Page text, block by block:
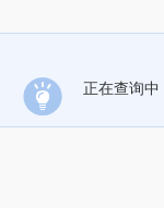
正在查询中